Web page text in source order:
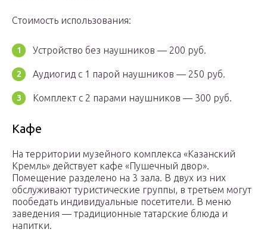
Стоимость использования:
Устройство без наушников — 200 руб.
Аудиогид с 1 парой наушников — 250 руб.
Комплект с 2 парами наушников — 300 руб.
Кафе
На территории музейного комплекса «Казанский
Кремль» действует кафе «Пушечный двор».
Помещение разделено на 3 зала. В двух из них
обслуживают туристические группы, в третьем могут
пообедать индивидуальные посетители. В меню
заведения — традиционные татарские блюда и
напитки.